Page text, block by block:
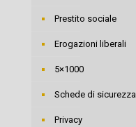
Prestito sociale
Erogazioni liberali
5×1000
Schede di sicurezza
Privacy